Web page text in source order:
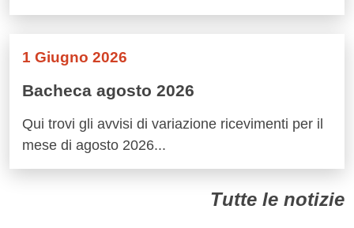
1 Giugno 2026
Bacheca agosto 2026
Qui trovi gli avvisi di variazione ricevimenti per il
mese di agosto 2026...
Tutte le notizie